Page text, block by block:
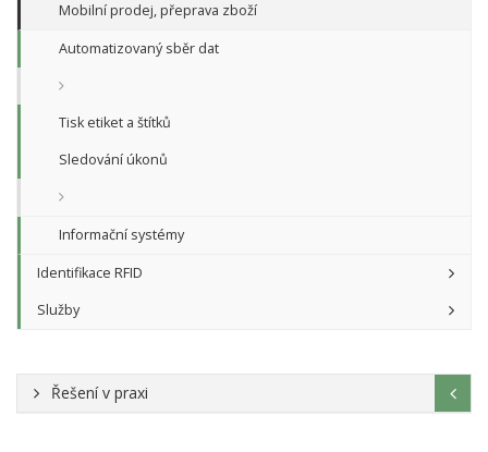
Mobilní prodej, přeprava zboží
Automatizovaný sběr dat
Tisk etiket a štítků
Sledování úkonů
Informační systémy
Identifikace RFID
Služby
Řešení v praxi